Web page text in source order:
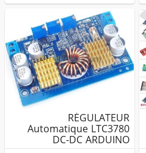
RÉGULATEUR
Automatique LTC3780
DC-DC ARDUINO